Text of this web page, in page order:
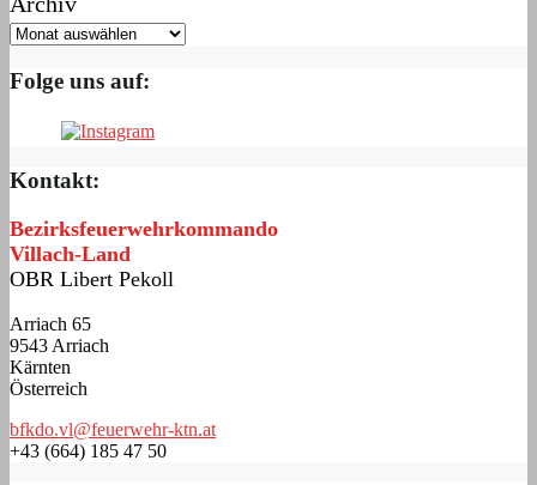
Folge uns auf:
Kontakt:
Bezirksfeuerwehrkommando
Villach-Land
OBR Libert Pekoll
Arriach 65
9543 Arriach
Kärnten
Österreich
bfkdo.vl@feuerwehr-ktn.at
+43 (664) 185 47 50